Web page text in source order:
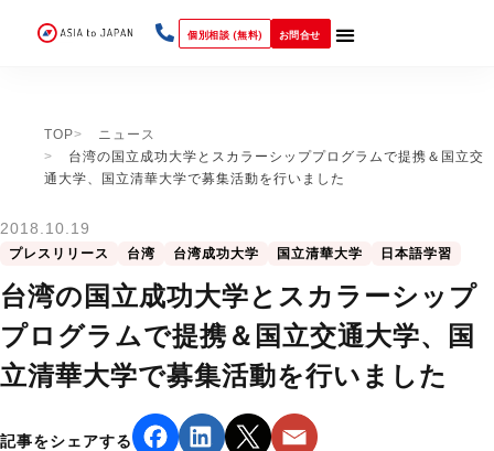
個別相談 (無料) お問合せ
TOP
ニュース
台湾の国立成功大学とスカラーシッププログラムで提携＆国立交
通大学、国立清華大学で募集活動を行いました
2018.10.19
プレスリリース 台湾 台湾成功大学 国立清華大学 日本語学習
台湾の国立成功大学とスカラーシップ
プログラムで提携＆国立交通大学、国
立清華大学で募集活動を行いました
記事をシェアする